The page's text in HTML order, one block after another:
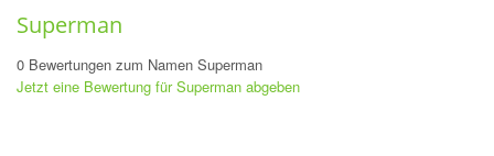
Superman
0 Bewertungen zum Namen Superman
Jetzt eine Bewertung für Superman abgeben